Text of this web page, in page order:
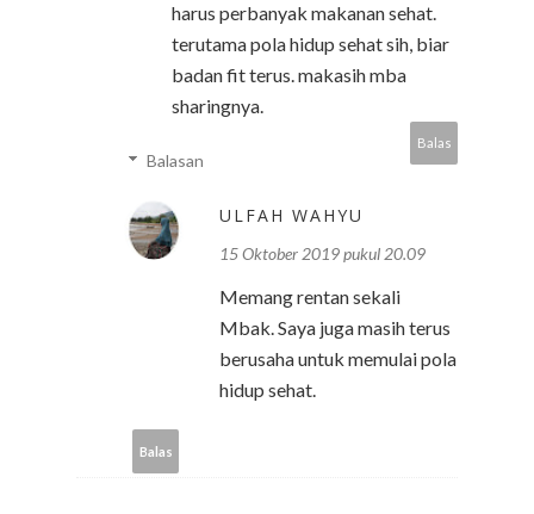
harus perbanyak makanan sehat.
terutama pola hidup sehat sih, biar
badan fit terus. makasih mba
sharingnya.
Balas
Balasan
ULFAH WAHYU
15 Oktober 2019 pukul 20.09
Memang rentan sekali
Mbak. Saya juga masih terus
berusaha untuk memulai pola
hidup sehat.
Balas